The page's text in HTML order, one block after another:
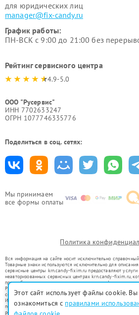
Мы принимаем
все формы оплаты
для юридических лиц
manager@fix-candy.ru
График работы:
ПН-ВСК с 9:00 до 21:00 без
Рейтинг сервисного центра
4.9-5.0
ООО "Русервис"
ИНН 7702633247
ОГРН 1077746335776
Поделиться в соц. сетях:
Политика
Вся информация на сайте носит исключительно
Товарные знаки используются исключительно для
сервисные центры krn.candy-fixim.ru предоставляют услуги
неавторизованных сервисных центрах krn.candy-fixim.ru,
правообладателями товарных знаков или их официальными
Ремонт осуществляется для устройств, уже введенных в
со статьей 1487 ГК РФ.
Использование товарных знаков не преследует цели
потребителей в заблуждение, а служит для
ремонту техники указанных брендов.
Этот сайт использует файлы cookie.
ознакомиться с правилами